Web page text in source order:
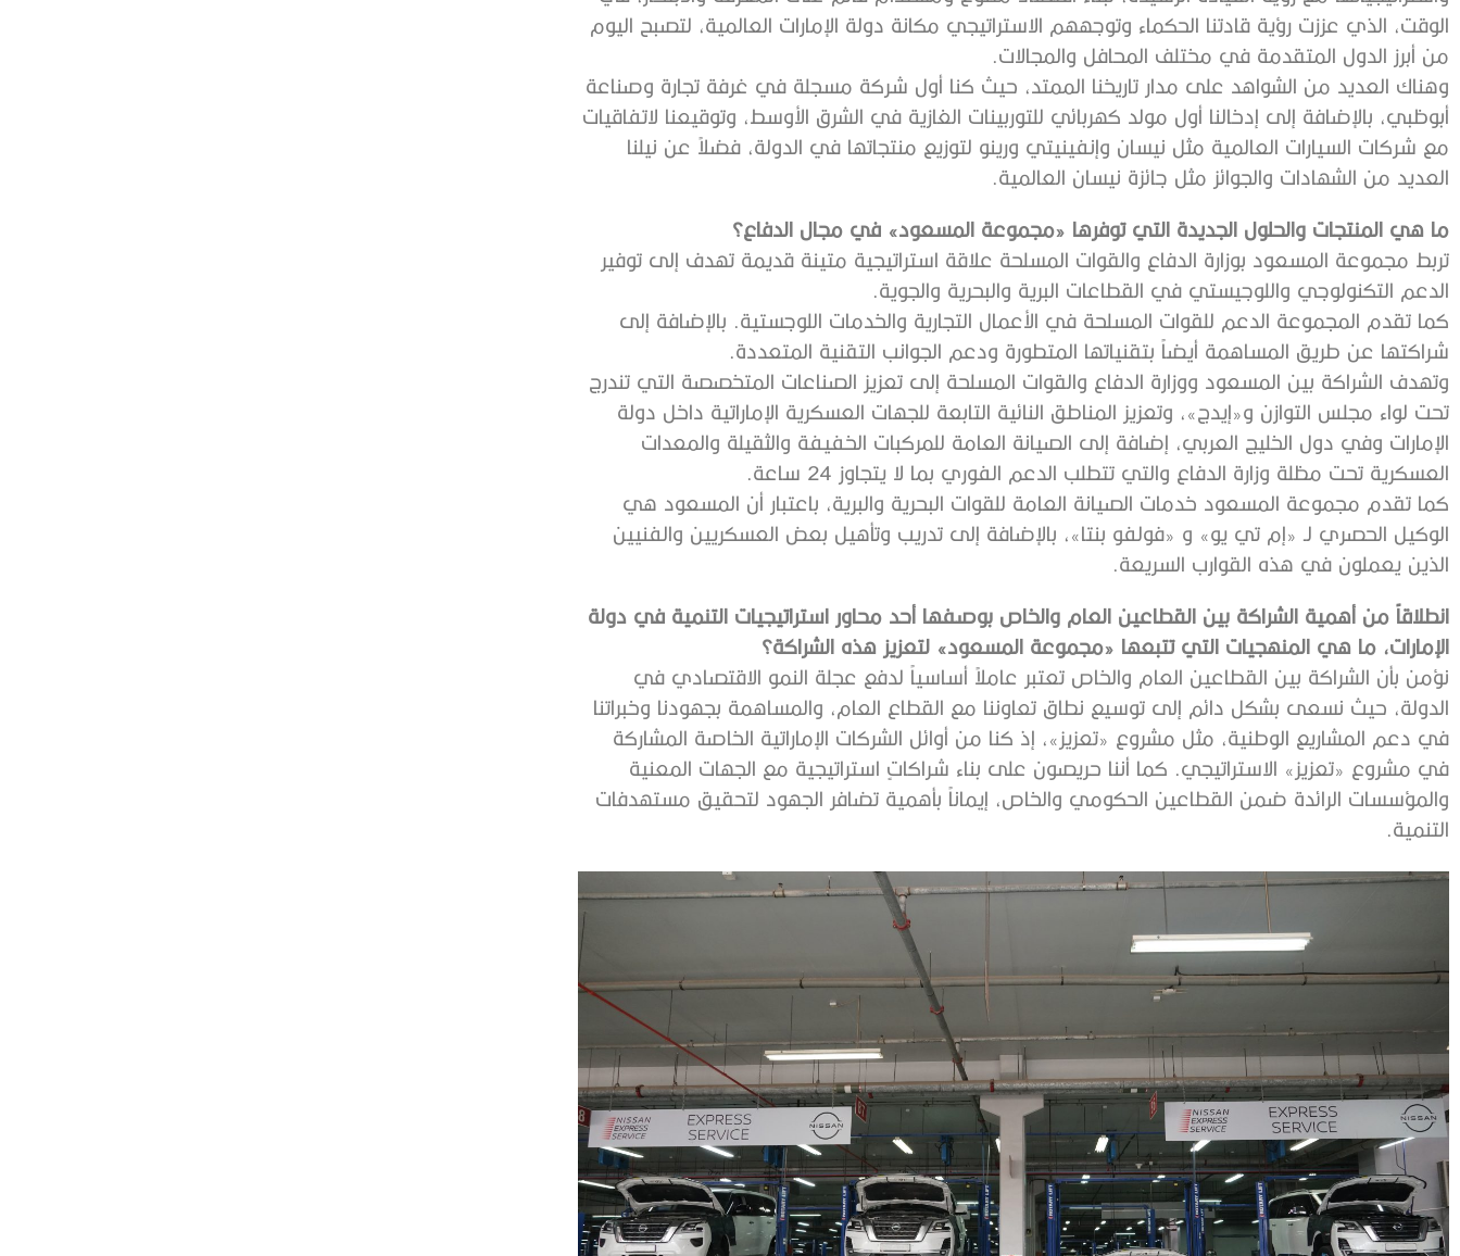
الوقت، الذي عززت رؤية قادتنا الحكماء وتوجههم الاستراتيجي مكانة دولة الإمارات العالمية، لتصبح اليوم
من أبرز الدول المتقدمة في مختلف المحافل والمجالات.
وهناك العديد من الشواهد على مدار تاريخنا الممتد، حيث كنا أول شركة مسجلة في غرفة تجارة وصناعة
أبوظبي، بالإضافة إلى إدخالنا أول مولد كهربائي للتوربينات الغازية في الشرق الأوسط، وتوقيعنا لاتفاقيات
مع شركات السيارات العالمية مثل نيسان وإنفينيتي ورينو لتوزيع منتجاتها في الدولة، فضلاً عن نيلنا
العديد من الشهادات والجوائز مثل جائزة نيسان العالمية.
ما هي المنتجات والحلول الجديدة التي توفرها «مجموعة المسعود» في مجال الدفاع؟
تربط مجموعة المسعود بوزارة الدفاع والقوات المسلحة علاقة استراتيجية متينة قديمة تهدف إلى توفير
الدعم التكنولوجي واللوجيستي في القطاعات البرية والبحرية والجوية.
كما تقدم المجموعة الدعم للقوات المسلحة في الأعمال التجارية والخدمات اللوجستية. بالإضافة إلى
شراكتها عن طريق المساهمة أيضاً بتقنياتها المتطورة ودعم الجوانب التقنية المتعددة.
وتهدف الشراكة بين المسعود ووزارة الدفاع والقوات المسلحة إلى تعزيز الصناعات المتخصصة التي تندرج
تحت لواء مجلس التوازن و«إيدج»، وتعزيز المناطق النائية التابعة للجهات العسكرية الإماراتية داخل دولة
الإمارات وفي دول الخليج العربي، إضافة إلى الصيانة العامة للمركبات الخفيفة والثقيلة والمعدات
العسكرية تحت مظلة وزارة الدفاع والتي تتطلب الدعم الفوري بما لا يتجاوز 24 ساعة.
كما تقدم مجموعة المسعود خدمات الصيانة العامة للقوات البحرية والبرية، باعتبار أن المسعود هي
الوكيل الحصري لـ «إم تي يو» و «فولفو بنتا»، بالإضافة إلى تدريب وتأهيل بعض العسكريين والفنيين
الذين يعملون في هذه القوارب السريعة.
انطلاقاً من أهمية الشراكة بين القطاعين العام والخاص بوصفها أحد محاور استراتيجيات التنمية في دولة
الإمارات، ما هي المنهجيات التي تتبعها «مجموعة المسعود» لتعزيز هذه الشراكة؟
نؤمن بأن الشراكة بين القطاعين العام والخاص تعتبر عاملاً أساسياً لدفع عجلة النمو الاقتصادي في
الدولة، حيث نسعى بشكل دائم إلى توسيع نطاق تعاوننا مع القطاع العام، والمساهمة بجهودنا وخبراتنا
في دعم المشاريع الوطنية، مثل مشروع «تعزيز»، إذ كنا من أوائل الشركات الإماراتية الخاصة المشاركة
في مشروع «تعزيز» الاستراتيجي. كما أننا حريصون على بناء شراكاتٍ استراتيجية مع الجهات المعنية
والمؤسسات الرائدة ضمن القطاعين الحكومي والخاص، إيماناً بأهمية تضافر الجهود لتحقيق مستهدفات
التنمية.